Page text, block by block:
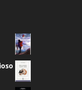
ho mai
tre sulla